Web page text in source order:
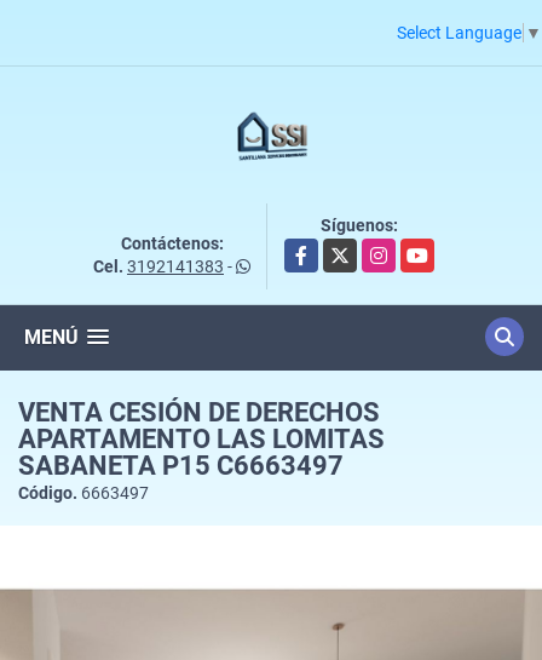
Select Language ▼
Contáctenos:
Cel. 3192141383 -
Síguenos:
Facebook
X InstagramYouTube
MENÚ
VENTA CESIÓN DE DERECHOS
APARTAMENTO LAS LOMITAS
SABANETA P15 C6663497
Código. 6663497